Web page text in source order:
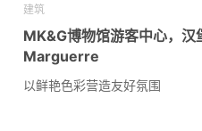
建筑
MK&G博物馆游客中心，
Marguerre
以鲜艳色彩营造友好氛围